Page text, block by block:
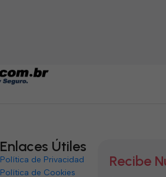
Enlaces Útiles
Política de Privacidad
Política de Cookies
Recibe